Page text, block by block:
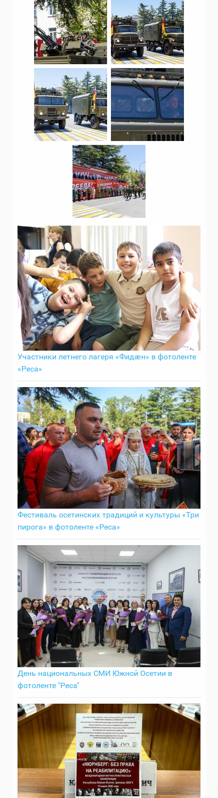
Участники летнего лагеря «Фидӕн» в фотоленте
«Реса»
Фестиваль осетинских традиций и культуры «Три
пирога» в фотоленте «Реса»
День национальных СМИ Южной Осетии в
фотоленте "Реса"